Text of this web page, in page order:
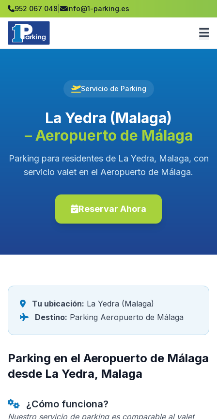
952 067 048 info@1-parking.es
Servicio de Parking
La Yedra (Malaga)
– Aeropuerto de Málaga
Parking para residentes de La Yedra, Malaga, con
servicio valet en el Aeropuerto de Málaga.
Reservar Ahora
Tu ubicación: La Yedra (Malaga)
Destino: Parking Aeropuerto de Málaga
Parking en el Aeropuerto de Málaga
desde La Yedra, Malaga
¿Cómo funciona?
Nuestro servicio de parking es comparable al valet